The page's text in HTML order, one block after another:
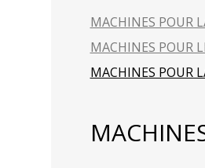
MACHINES POUR
MACHINES POUR
MACHINES POUR